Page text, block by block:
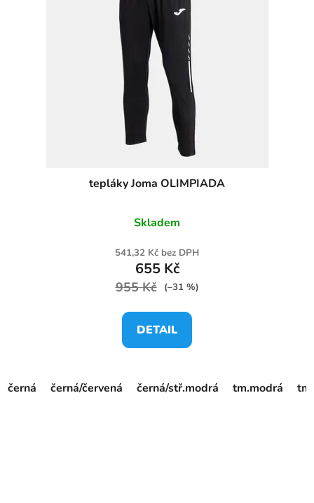
tepláky Joma OLIMPIADA
Skladem
541,32 Kč bez DPH
655 Kč
955 Kč (–31 %)
DETAIL
černá černá/červená černá/stř.modrá tm.modrá